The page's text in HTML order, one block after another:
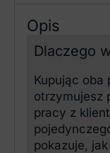
kurs
online
study
Opis
Dlaczego
Kupując oba
otrzymujesz
pracy z
pokazuje,